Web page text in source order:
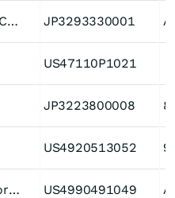
KOKUSAI ELECTRIC CORPORATION JP3293330001
US47110P1021
JP3223800008
US4920513052
Knight-Swift Transportation Holdings Registered (A) US4990491049